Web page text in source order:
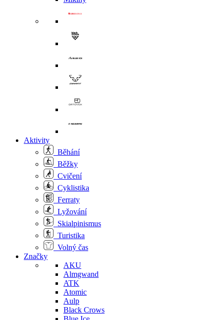
Aktivity
Běhání
Běžky
Cvičení
Cyklistika
Ferraty
Lyžování
Skialpinismus
Turistika
Volný čas
Značky
AKU
Almgwand
ATK
Atomic
Aulp
Black Crows